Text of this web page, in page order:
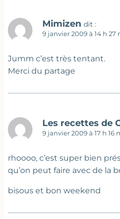
Mimizen dit :
9 janvier 2009 à 14 h 27
Jumm c’est très tentant.
Merci du partage
Les recettes de
9 janvier 2009 à 17 h 16
rhoooo, c’est super bien
qu’on peut faire avec de la
bisous et bon weekend